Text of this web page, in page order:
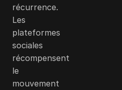
récurrence.
Les
plateformes
sociales
récompensent
le
mouvement